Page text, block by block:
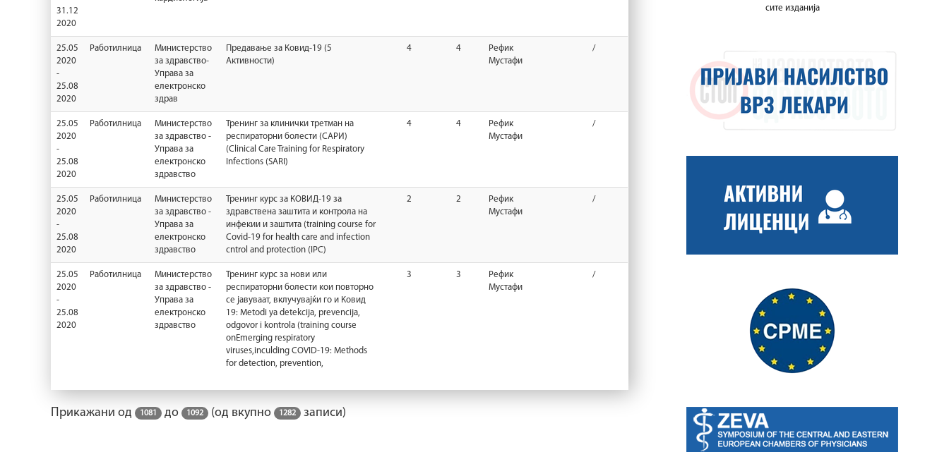
31.12
2020
25.05
2020
-
25.08
2020
Работилница
Министерство
за здравство-
Управа за
електронско
здрав
Предавање за Ковид-19 (5
Активности)
4 4
Рефик
Мустафи
/
25.05
2020
-
25.08
2020
Работилница
Министерство
за здравство -
Управа за
електронско
здравство
Тренинг за клинички третман на
респираторни болести (САРИ)
(Clinical Care Training for Respiratory
Infections (SARI)
4 4
Рефик
Мустафи
/
25.05
2020
-
25.08
2020
Работилница
Министерство
за здравство -
Управа за
електронско
здравство
Тренинг курс за КОВИД-19 за
здравствена заштита и контрола на
инфекии и заштита (training course for
Covid-19 for health care and infection
cntrol and protection (IPC)
2 2
Рефик
Мустафи
/
25.05
2020
-
25.08
2020
Работилница
Министерство
за здравство -
Управа за
електронско
здравство
Тренинг курс за нови или
респираторни болести кои повторно
се јавуваат, вклучувајќи го и Ковид
19: Metodi ya detekcija, prevencija,
odgovor i kontrola (training course
onEmerging respiratory
viruses,inculding COVID-19: Methods
for detection, prevention,
3 3
Рефик
Мустафи
/
Прикажани од 1081 до 1092 (од вкупно 1282 записи)
сите изданија